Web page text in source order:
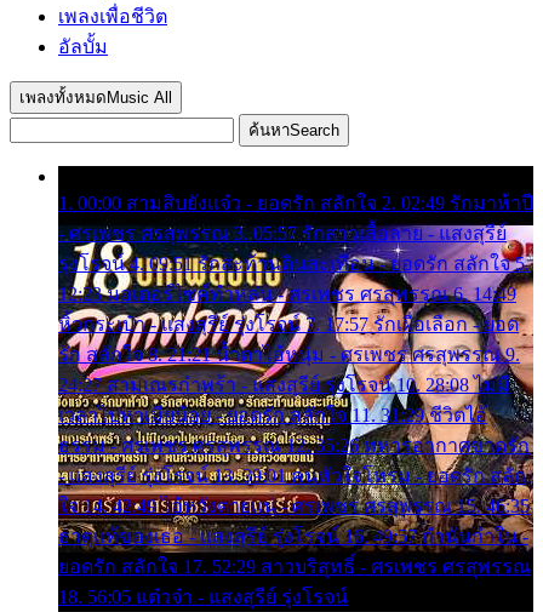
เพลงเพื่อชีวิต
อัลบั้ม
เพลงทั้งหมด Music All
ค้นหาSearch
1. 00:00 สามสิบยังแจ๋ว - ยอดรัก สลักใจ 2. 02:49 รักมาห้าปี
- ศรเพชร ศรสุพรรณ 3. 05:57 รักสาวเสื้อลาย - แสงสุรีย์
รุ่งโรจน์ 4. 09:51 รักสะท้านดินสะเทือน - ยอดรัก สลักใจ 5.
12:23 มอเตอร์ไซค์ทำหล่น - ศรเพชร ศรสุพรรณ 6. 14:49
หิ้วกระเป๋า - แสงสุรีย์ รุ่งโรจน์ 7. 17:57 รักเผื่อเลือก - ยอด
รัก สลักใจ 8. 21:21 น้ำตาไอ้หนุ่ม - ศรเพชร ศรสุพรรณ 9.
24:27 สามเณรกำพร้า - แสงสุรีย์ รุ่งโรจน์ 10. 28:08 ไม่มี
เวลาไปหาเมียน้อย - ยอดรัก สลักใจ 11. 31:29 ชีวิตไอ้
ธรรม - ศรเพชร ศรสุพรรณ 12. 35:26 ทหารอากาศขาดรัก
- แสงสุรีย์ รุ่งโรจน์ 13. 39:01 คนหัวใจโทรม - ยอดรัก สลัก
ใจ 14. 42:49 ไอ้หวังตายแน่ - ศรเพชร ศรสุพรรณ 15. 46:35
ธาตุแท้ของเธอ - แสงสุรีย์ รุ่งโรจน์ 16. 49:57 กำนันกำใน -
ยอดรัก สลักใจ 17. 52:29 สาวบริสุทธิ์ - ศรเพชร ศรสุพรรณ
18. 56:05 แต๋วจ๋า - แสงสุรีย์ รุ่งโรจน์